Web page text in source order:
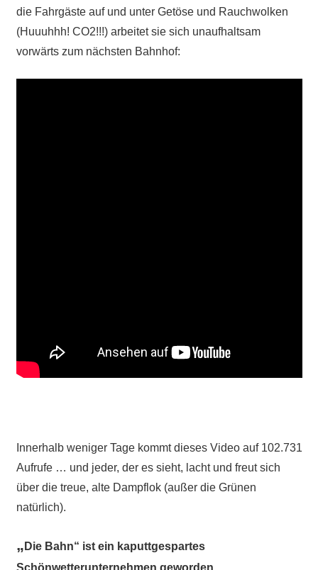
die Fahrgäste auf und unter Getöse und Rauchwolken
(Huuuhhh! CO2!!!) arbeitet sie sich unaufhaltsam
vorwärts zum nächsten Bahnhof:
Innerhalb weniger Tage kommt dieses Video auf 102.731
Aufrufe … und jeder, der es sieht, lacht und freut sich
über die treue, alte Dampflok (außer die Grünen
natürlich).
„ Die Bahn“ ist ein kaputtgespartes
Schönwetterunternehmen geworden